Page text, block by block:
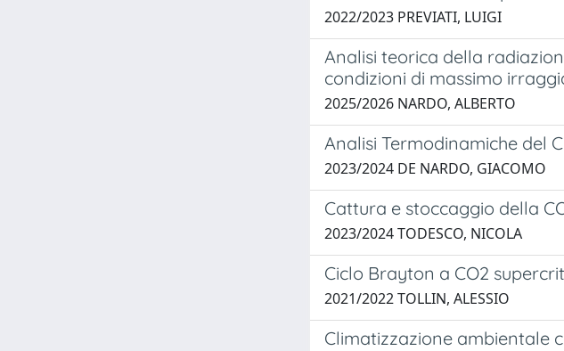
2022/2023 PREVIATI, LUIGI
Analisi teorica della
condizioni di massimo
2025/2026 NARDO, ALBERTO
Analisi Termodinamiche del
2023/2024 DE NARDO, GIACOMO
Cattura e stoccaggio della
2023/2024 TODESCO, NICOLA
Ciclo Brayton a CO2
2021/2022 TOLLIN, ALESSIO
Climatizzazione ambientale